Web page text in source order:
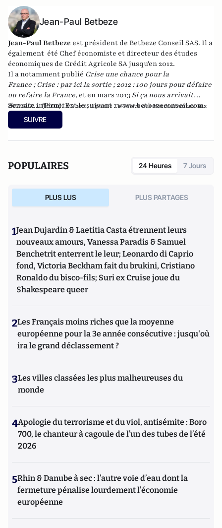
Jean-Paul Betbeze
Jean-Paul Betbeze est président de Betbeze Conseil SAS. Il a
également été Chef économiste et directeur des études
économiques de Crédit Agricole SA jusqu'en 2012.
Il a notamment publié Crise une chance pour la
France ; Crise : par ici la sortie ; 2012 : 100 jours pour défaire
ou refaire la France, et en mars 2013 Si ça nous arrivait
demain...(Plon). En2016, il publie La Guerre des Mondialisations, aux
éditions Economica
et en 2017 "La France, ce malade imaginaire"
chez le même éditeur.
Son site internet est le suivant :www.betbezeconseil.com
SUIVRE
POPULAIRES 24 Heures 7 Jours
PLUS LUS PLUS PARTAGES
1Jean Dujardin & Laetitia Casta étrennent leurs
nouveaux amours, Vanessa Paradis & Samuel
Benchetrit enterrent le leur; Leonardo di Caprio
fond, Victoria Beckham fait du brukini, Cristiano
Ronaldo du bisco-fils; Suri ex Cruise joue du
Shakespeare queer
2Les Français moins riches que la moyenne
européenne pour la 3e année consécutive : jusqu'où
ira le grand déclassement ?
3Les villes classées les plus malheureuses du
monde
4Apologie du terrorisme et du viol, antisémite : Boro
700, le chanteur à cagoule de l’un des tubes de l’été
2026
5Rhin & Danube à sec : l’autre voie d’eau dont la
fermeture pénalise lourdement l’économie
européenne